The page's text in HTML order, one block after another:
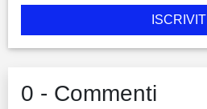
ISCRIVITI
0 - Commenti